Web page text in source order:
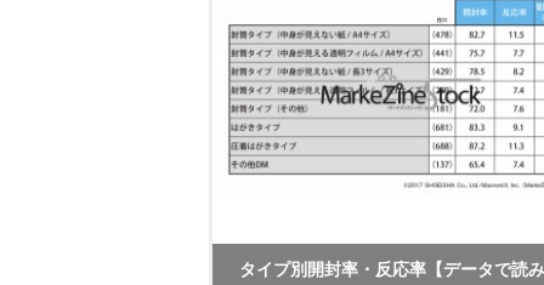
タイプ別開封率・反応率【データで読